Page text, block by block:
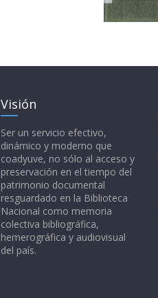
Visión
Ser un servicio efectivo,
dinámico y moderno que
coadyuve, no sólo al acceso y
preservación en el tiempo del
patrimonio documental
resguardado en la Biblioteca
Nacional como memoria
colectiva bibliográfica,
hemerográfica y audiovisual
del país.